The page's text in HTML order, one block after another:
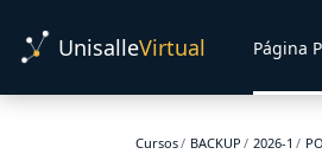
UnisalleVirtual Página
Cursos BACKUP 2026-1